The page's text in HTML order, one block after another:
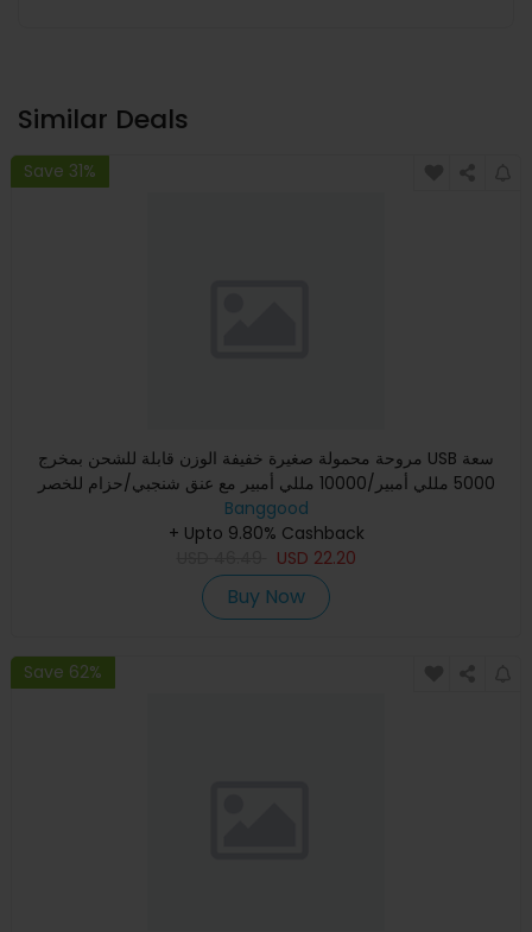
Similar Deals
Save 31%
مروحة محمولة صغيرة خفيفة الوزن قابلة للشحن بمخرج USB سعة
5000 مللي أمبير/10000 مللي أمبير مع عنق شنجبي/حزام للخصر
للاستخ
Banggood
+ Upto 9.80% Cashback
USD 22.20
Buy Now
Save 62%